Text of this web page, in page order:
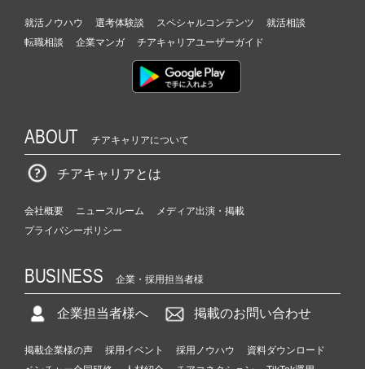
就活ノウハウ 選考体験談 スペシャルコンテンツ
就活相談
転職相談
企業マンガ チアキャリアユーザーガイド
ABOUT チアキャリアについて
チアキャリアとは
会社概要 ニュースルーム
メディア出演・掲載
プライバシーポリシー
BUSINESS 企業・採用担当者様
企業担当者様へ 掲載のお問い合わせ
掲載企業様の声 採用イベント 採用ノウハウ
資料ダウンロード